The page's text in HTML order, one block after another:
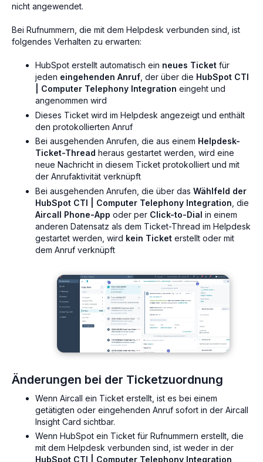
nicht angewendet.
Bei Rufnummern, die mit dem Helpdesk verbunden sind, ist
folgendes Verhalten zu erwarten:
HubSpot erstellt automatisch ein neues Ticket für
jeden eingehenden Anruf , der über die HubSpot CTI
| Computer Telephony Integration eingeht und
angenommen wird
Dieses Ticket wird im Helpdesk angezeigt und enthält
den protokollierten Anruf
Bei ausgehenden Anrufen, die aus einem Helpdesk-
Ticket-Thread heraus gestartet werden, wird eine
neue Nachricht in diesem Ticket protokolliert und mit
der Anrufaktivität verknüpft
Bei ausgehenden Anrufen, die über das Wählfeld der
HubSpot CTI | Computer Telephony Integration , die
Aircall Phone-App oder per Click-to-Dial in einem
anderen Datensatz als dem Ticket-Thread im Helpdesk
gestartet werden, wird kein Ticket erstellt oder mit
dem Anruf verknüpft
Änderungen bei der Ticketzuordnung
Wenn Aircall ein Ticket erstellt, ist es bei einem
getätigten oder eingehenden Anruf sofort in der Aircall
Insight Card sichtbar.
Wenn HubSpot ein Ticket für Rufnummern erstellt, die
mit dem Helpdesk verbunden sind, ist weder in der
HubSpot CTI | Computer Telephony Integration